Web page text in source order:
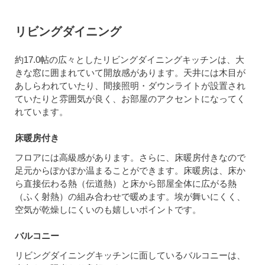
リビングダイニング
約17.0帖の広々としたリビングダイニングキッチンは、大
きな窓に囲まれていて開放感があります。天井には木目が
あしらわれていたり、間接照明・ダウンライトが設置され
ていたりと雰囲気が良く、お部屋のアクセントになってく
れています。
床暖房付き
フロアには高級感があります。さらに、床暖房付きなので
足元からぽかぽか温まることができます。床暖房は、床か
ら直接伝わる熱（伝道熱）と床から部屋全体に広がる熱
（ふく射熱）の組み合わせで暖めます。埃が舞いにくく、
空気が乾燥しにくいのも嬉しいポイントです。
バルコニー
リビングダイニングキッチンに面しているバルコニーは、